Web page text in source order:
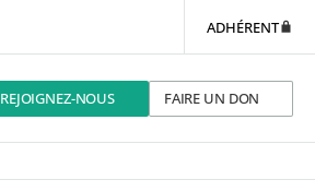
ADHÉRENT
REJOIGNEZ-NOUS FAIRE UN DON